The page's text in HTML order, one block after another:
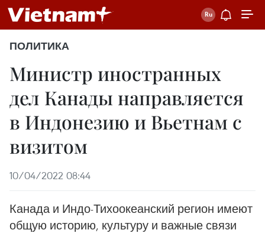
ПОЛИТИКА
Министр иностранных
дел Канады направляется
в Индонезию и Вьетнам с
визитом
10/04/2022 08:44
Канада и Индо-Тихоокеанский регион имеют
общую историю, культуру и важные связи